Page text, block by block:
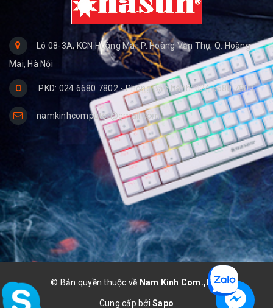
Lô 08-3A, KCN Hoàng Mai, P. Hoàng Văn Thụ, Q. Hoàng
Mai, Hà Nội
PKD: 024 6680 7802 - Phòng Bảo hành: 024 6680 7803
namkinhcomputer@gmail.com
© Bản quyền thuộc về Nam Kinh Com.,LTD
Cung cấp bởiSapo